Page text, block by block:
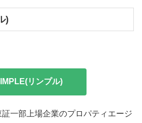
)
リンプル)
一部上場企業のプロパティエージ